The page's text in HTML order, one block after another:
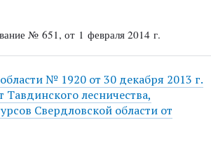
№ 651, от 1 февраля 2014 г.
№ 1920 от 30 декабря 2013 г.
лесничества,
Свердловской области от